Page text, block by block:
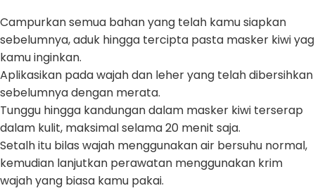
Campurkan semua bahan yang telah kamu siapkan
sebelumnya, aduk hingga tercipta pasta masker kiwi yag
kamu inginkan.
Aplikasikan pada wajah dan leher yang telah dibersihkan
sebelumnya dengan merata.
Tunggu hingga kandungan dalam masker kiwi terserap
dalam kulit, maksimal selama 20 menit saja.
Setalh itu bilas wajah menggunakan air bersuhu normal,
kemudian lanjutkan perawatan menggunakan krim
wajah yang biasa kamu pakai.